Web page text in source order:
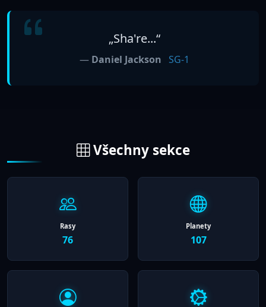
„Sha're...“
— Daniel Jackson SG-1
Všechny sekce
Rasy
76
Planety
107